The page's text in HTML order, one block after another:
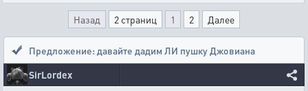
Назад 2 страниц 1 2 Далее
Предложение: давайте дадим ЛИ пушку Джовиана
SirLordex